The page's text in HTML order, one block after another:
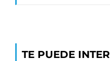
TE PUEDE